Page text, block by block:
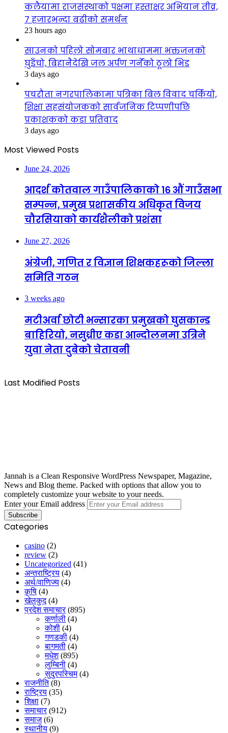
कलैयामा राजसंस्थाको पक्षमा हस्ताक्षर अभियान तीव्र,
७ हजारभन्दा बढीको समर्थन
23 hours ago
साउनको पहिलो सोमबार भाथाधाममा भक्तजनको
घुइँचो, बिहानैदेखि जल अर्पण गर्नेको ठूलो भिड
3 days ago
पचरौता नगरपालिकामा पत्रिका बिल विवाद चर्कियो,
शिक्षा सहसंयोजकको सार्वजनिक टिप्पणीपछि
प्रकाशकको कडा प्रतिवाद
3 days ago
Most Viewed Posts
June 24, 2026
आदर्श कोतवाल गाउँपालिकाको १६ औं गाउँसभा
सम्पन्न, प्रमुख प्रशासकीय अधिकृत विजय
चौरसियाको कार्यशैलीको प्रशंसा
June 27, 2026
अंग्रेजी, गणित र विज्ञान शिक्षकहरूको जिल्ला
समिति गठन
3 weeks ago
मटीअर्वा छोटी भन्सारका प्रमुखको घुसकान्ड
बाहिरियो, नसुध्रीए कडा आन्दोलनमा उत्रिने
युवा नेता दुबेको चेतावनी
Last Modified Posts
Jannah is a Clean Responsive WordPress Newspaper, Magazine,
News and Blog theme. Packed with options that allow you to
completely customize your website to your needs.
Enter your Email address
Categories
casino (2)
review (2)
Uncategorized (41)
अन्तराष्ट्रिय (4)
अर्थ/वाणिज्य (4)
कृषि (4)
खेलकुद(4)
प्रदेश समाचार(895)
कर्णाली (4)
कोशी (4)
गणडकी (4)
बागमती (4)
मधेश(895)
लुम्बिनी (4)
सुदुरपस्चिम(4)
राजनीति(8)
राष्ट्रिय (35)
शिक्षा (7)
समाचार(912)
समाज(6)
स्थानीय (9)